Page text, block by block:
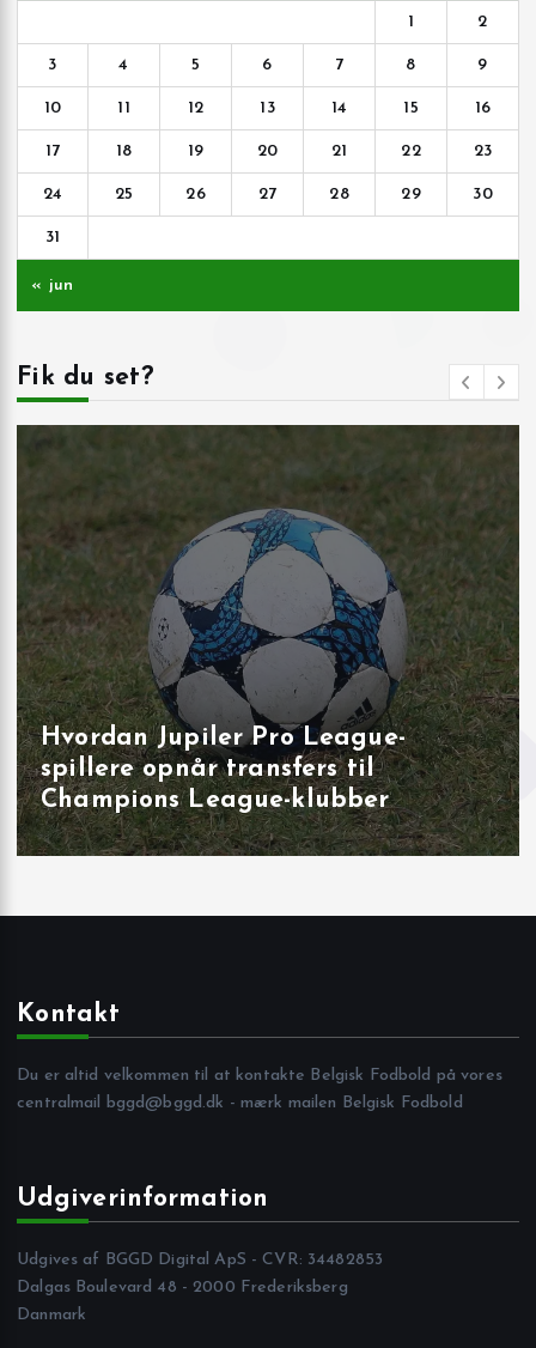
1 2
3 4 5 6 7 8 9
10 11 12 13 14 15 16
17 18 19 20 21 22 23
24 25 26 27 28 29 30
31
« jun
Fik du set?
Målbrag i runde 40: overbevisende
udladninger i Brugge, Sint‑Truiden
og på Joseph Marien
Kontakt
Du er altid velkommen til at kontakte Belgisk Fodbold på vores
centralmail
bggd@bggd.dk - mærk mailen Belgisk Fodbold
Udgiverinformation
Udgives af BGGD Digital ApS - CVR: 34482853
Dalgas Boulevard 48 - 2000 Frederiksberg
Danmark